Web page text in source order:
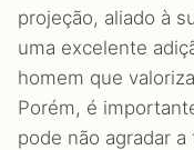
projeção, aliado à
uma excelente
homem que
Porém, é
pode não agradar